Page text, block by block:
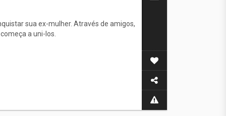
sua ex-mulher. Através de amigos,
a uni-los.